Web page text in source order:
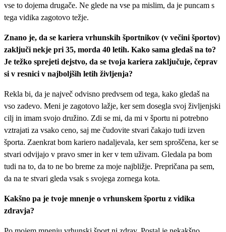
vse to dojema drugače. Ne glede na vse pa mislim, da je puncam s
tega vidika zagotovo težje.
Znano je, da se kariera vrhunskih športnikov (v večini športov)
zaključi nekje pri 35, morda 40 letih. Kako sama gledaš na to?
Je težko sprejeti dejstvo, da se tvoja kariera zaključuje, čeprav
si v resnici v najboljših letih življenja?
Rekla bi, da je največ odvisno predvsem od tega, kako gledaš na
vso zadevo. Meni je zagotovo lažje, ker sem dosegla svoj življenjski
cilj in imam svojo družino. Zdi se mi, da mi v športu ni potrebno
vztrajati za vsako ceno, saj me čudovite stvari čakajo tudi izven
športa. Zaenkrat bom kariero nadaljevala, ker sem sproščena, ker se
stvari odvijajo v pravo smer in ker v tem uživam. Gledala pa bom
tudi na to, da to ne bo breme za moje najbližje. Prepričana pa sem,
da na te stvari gleda vsak s svojega zornega kota.
Kakšno pa je tvoje mnenje o vrhunskem športu z vidika
zdravja?